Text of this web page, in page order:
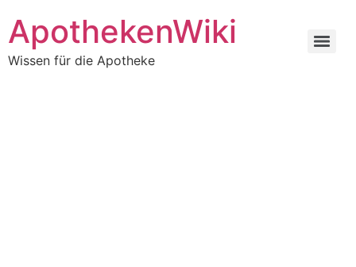
ApothekenWiki
Wissen für die Apotheke